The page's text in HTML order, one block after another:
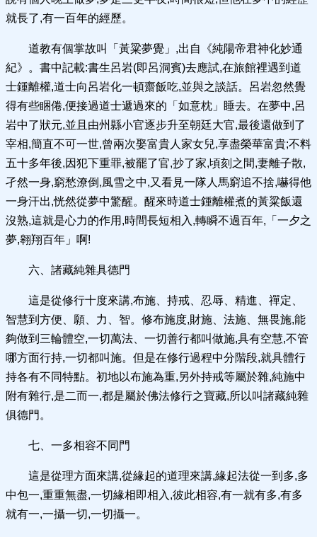
就長了,有一百年的經歷。
道教有個掌故叫「黃粱夢覺」,出自《純陽帝君神化妙通
紀》。書中記載:書生呂岩(即呂洞賓)去應試,在旅館裡遇到道
士鍾離權,道士向呂岩化一頓齋飯吃,並與之談話。呂岩忽然覺
得有些睏倦,便接過道士遞過來的「如意枕」睡去。在夢中,呂
岩中了狀元,並且由州縣小官逐步升至朝廷大官,最後還做到了
宰相,簡直不可一世,曾兩次娶富貴人家女兒,享盡榮華富貴;不料
五十多年後,因犯下重罪,被罷了官,抄了家,頃刻之間,妻離子散,
孑然一身,窮愁潦倒,風雪之中,又看見一隊人馬窮追不捨,嚇得他
一身汗出,恍然從夢中驚醒。醒來時道士鍾離權煮的黃粱飯還
沒熟,這就是心力的作用,時間長短相入,轉瞬不過百年,「一夕之
夢,翱翔百年」啊!
六、諸藏純雜具德門
這是從修行十度來講,布施、持戒、忍辱、精進、禪定、
智慧到方便、願、力、智。修布施度,財施、法施、無畏施,能
夠做到三輪體空,一切萬法、一切善行都叫做施,具有空慧,不管
哪方面行持,一切都叫施。但是在修行過程中分階段,就具體行
持各有不同特點。初地以布施為重,另外持戒等屬於雜,純施中
附有雜行,是二而一,都是屬於佛法修行之寶藏,所以叫諸藏純雜
俱德門。
七、一多相容不同門
這是從理方面來講,從緣起的道理來講,緣起法從一到多,多
中包一,重重無盡,一切緣相即相入,彼此相容,有一就有多,有多
就有一,一攝一切,一切攝一。